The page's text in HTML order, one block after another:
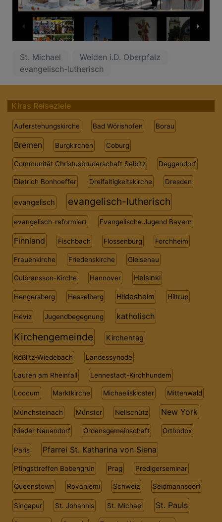
/16
St. Michael
Weiden i.D. Oberpfalz
evangelisch-lutherisch
Kiras Reiseziele
Auferstehungskirche Bad Wörishofen Borau
Bremen Burgkirchen Coburg
Communität Christusbruderschaft Selbitz Deggendorf
Dietrich Bonhoeffer Dreifaltigkeitskirche Dresden
evangelisch evangelisch-lutherisch
evangelisch-reformiert Evangelische Jugend Bayern
Finnland Fischbach Flossenbürg Forchheim
Frauenkirche Friedenskirche Gleisenau
Gulbransson-Kirche Hannover Helsinki
Hengersberg Hesselberg Hildesheim Hiltrup
Hévíz Jugendbegegnung katholisch
Kirchengemeinde Kirchentag
Kößlitz-Wiedebach Landessynode
Laufen am Rheinfall Lennestadt-Kirchhundem
Loccum Marktkirche Michaeliskloster Mittenwald
Münchsteinach Münster Nellschütz New York
Nieder Neuendorf Ordensgemeinschaft Orthodox
Paris Pfarrei St. Katharina von Siena
Pfingsttreffen Bobengrün Prag Predigerseminar
Queenstown Rovaniemi Schweiz Seidmannsdorf
Singapur St. Johannis St. Michael St. Pauls